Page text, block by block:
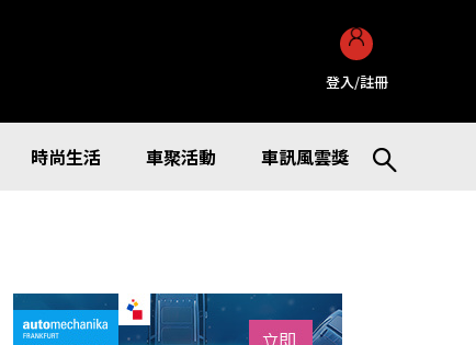
登入/註冊
時尚生活 車聚活動 車訊風雲獎